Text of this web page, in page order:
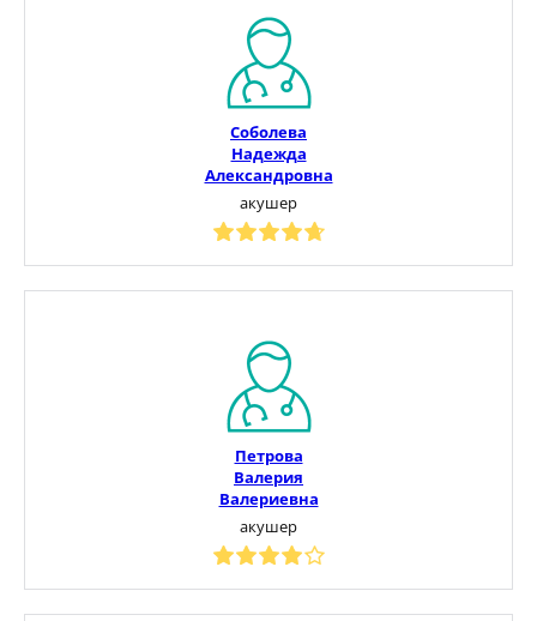
Соболева
Надежда
Александровна
акушер
Петрова
Валерия
Валериевна
акушер